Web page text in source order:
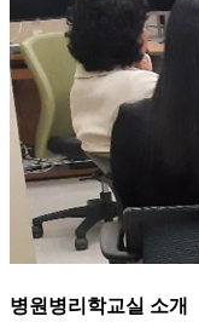
병원병리학교실 소개